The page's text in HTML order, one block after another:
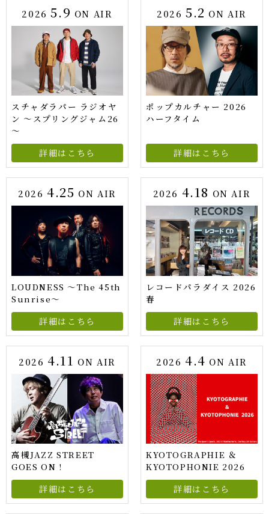
20265.9 ON AIR
スチャダラパー ラジオヤ
ン ～スプリングジャム26
～
詳細はこちら
2026 5.2 ON AIR
ポップカルチャー 2026
ハーフタイム
詳細はこちら
2026 4.25 ON AIR
LOUDNESS ～The 45th
Sunrise～
詳細はこちら
2026 4.18 ON AIR
レコードパラダイス 2026
春
詳細はこちら
2026 4.11 ON AIR
高槻JAZZ STREET
GOES ON !
詳細はこちら
2026 4.4 ON AIR
KYOTOGRAPHIE ＆
KYOTOPHONIE 2026
詳細はこちら